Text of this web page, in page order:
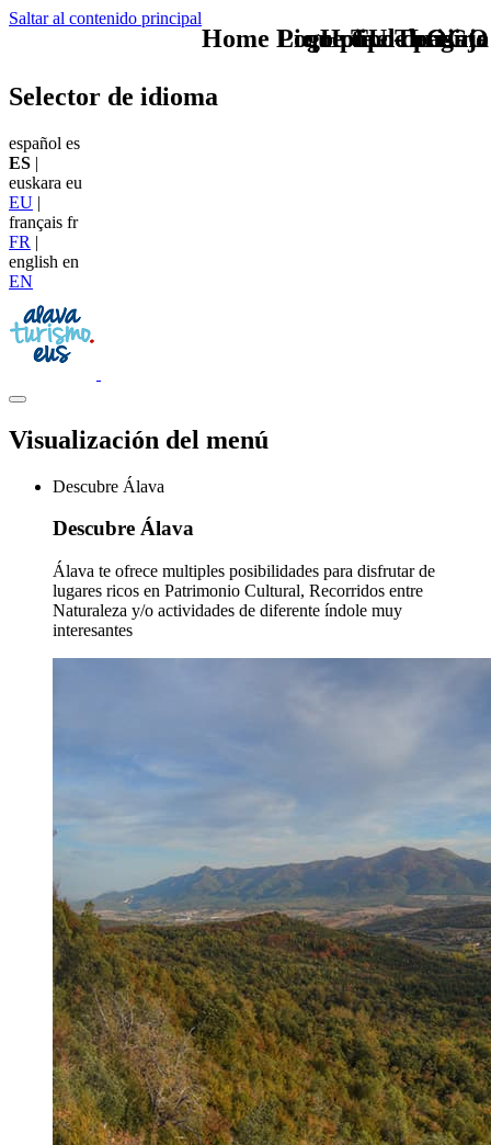
Saltar al contenido principal
TU - LOGO
Selector de idioma
español es
ES |
euskara eu
EU |
français fr
FR |
english en
EN
Visualización del menú
Descubre Álava
Descubre Álava
Álava te ofrece multiples posibilidades para disfrutar de
lugares ricos en Patrimonio Cultural, Recorridos entre
Naturaleza y/o actividades de diferente índole muy
interesantes
que tipo de viaje
Home Logo pie de página
Pie Home Turismo